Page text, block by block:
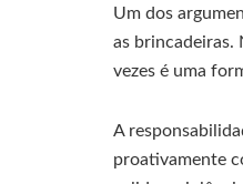
Um dos
as brincadeiras.
vezes é uma
A
proativamente